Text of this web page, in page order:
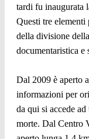
tardi fu inaugurata
Questi tre
della divisione
documentaristica e
Dal 2009 è aperto
informazioni per
da qui si accede
morte. Dal Centro